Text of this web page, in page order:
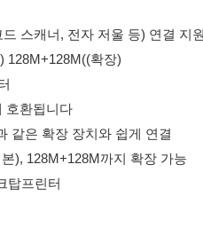
스캐너, 전자 저울 등) 연결 지
128M+128M((확장)
호환됩니다
같은 확장 장치와 쉽게 연결
), 128M+128M까지 확장 가능
탑프린터